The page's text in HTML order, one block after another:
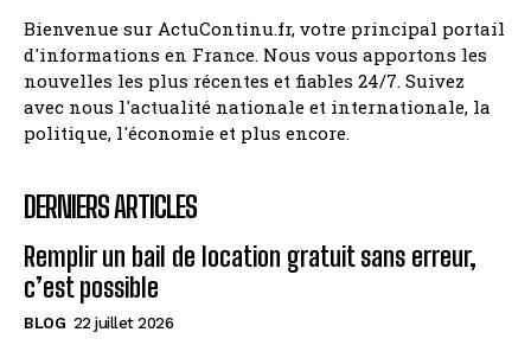
Bienvenue sur ActuContinu.fr, votre principal portail
d'informations en France. Nous vous apportons les
nouvelles les plus récentes et fiables 24/7. Suivez
avec nous l'actualité nationale et internationale, la
politique, l'économie et plus encore.
DERNIERS ARTICLES
Remplir un bail de location gratuit sans erreur,
c’est possible
BLOG 22 juillet 2026